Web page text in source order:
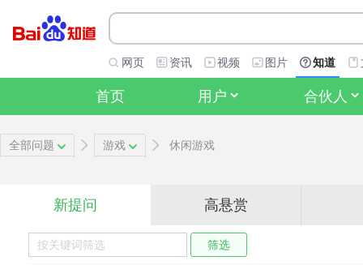
网页 资讯 视频 图片 知道
首页 用户 合伙人
全部问题 游戏 休闲游戏
新提问 高悬赏
筛选